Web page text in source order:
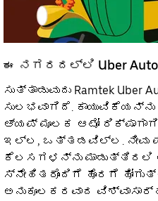
ಈ ನಗರದಲ್ಲಿ Uber Auto
ಸುತ್ತಾಡುವುದು Ramtek Uber
ಸುಲಭವಾಗಿದೆ. ಕಾಯುವಿಕೆಯನ್ನು
ಆ್ಯಪ್ ಮೂಲಕ ಆಟೋ
ಇಲ್ಲ, ಒತ್ತಡವಿಲ್ಲ. ನೀವು
ಕೆಲಸಗಳನ್ನು ಮಾಡುತ್ತಿರಲಿ
ಸ್ನೇಹಿತರೊಂದಿಗೆ ಹೊರಗೆ
ಅನುಕೂಲಕರವಾದ